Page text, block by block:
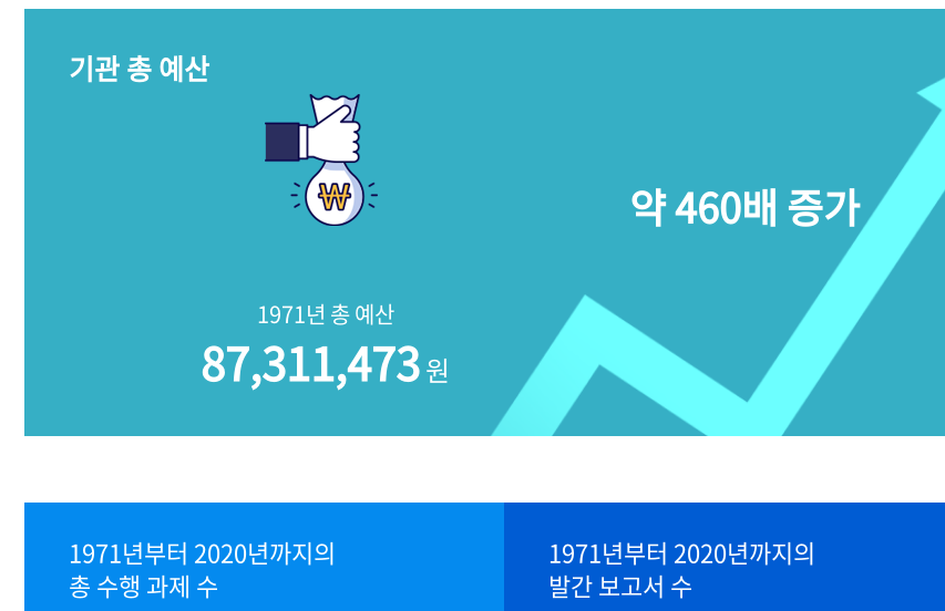
기관 총 예산
1971년 총 예산
87,311,473원
약 460배 증가
1971년부터 2020년까지의
총 수행 과제 수
1971년부터 2020년까지의
발간 보고서 수